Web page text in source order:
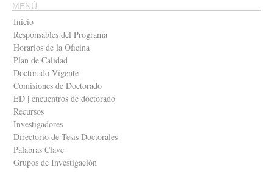
MENÚ
Inicio
Responsables del Programa
Horarios de la Oficina
Plan de Calidad
Doctorado Vigente
Comisiones de Doctorado
ED | encuentros de doctorado
Recursos
Investigadores
Directorio de Tesis Doctorales
Palabras Clave
Grupos de Investigación